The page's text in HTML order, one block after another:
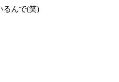
るんで(笑)